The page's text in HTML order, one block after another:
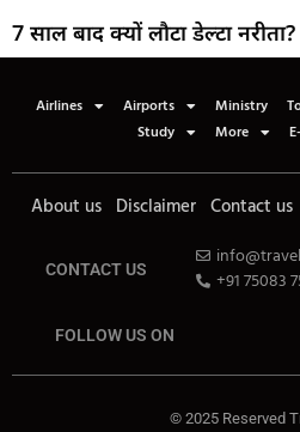
7 साल बाद क्यों लौटा डेल्टा
Airlines Airports Ministry
Study
More
About us Disclaimer Contact us
CONTACT US
+91 75083
FOLLOW US ON
© 2025 Reserved